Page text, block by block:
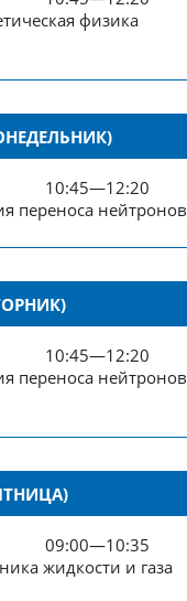
физика
10:45—12:20
переноса нейтронов
10:45—12:20
переноса нейтронов
09:00—10:35
жидкости и газа